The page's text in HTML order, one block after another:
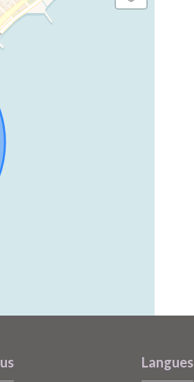
Langues